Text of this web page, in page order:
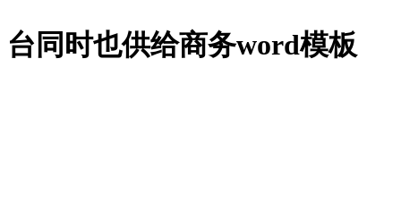
台同时也供给商务word模板